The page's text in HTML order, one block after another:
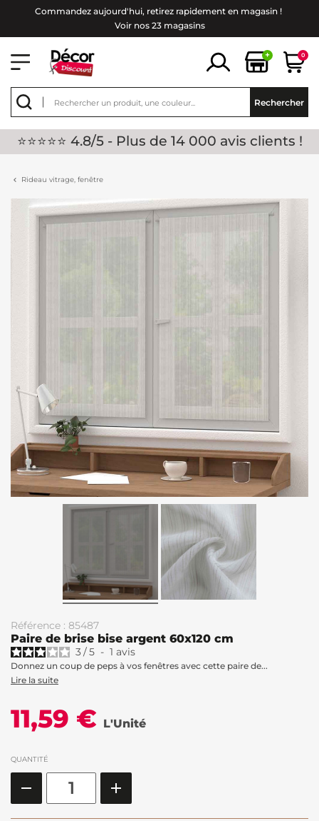
Commandez aujourd'hui, retirez rapidement en magasin !
Voir nos 23 magasins
+ 0
Rechercher
⭐⭐⭐⭐⭐ 4.8/5 - Plus de 14 000 avis clients !
Rideau vitrage, fenêtre
Référence : 85487
Paire de brise bise argent 60x120 cm
3/5 - 1 avis
Donnez un coup de peps à vos fenêtres avec cette paire de...
Lire la suite
11,59 € L'Unité
QUANTITÉ